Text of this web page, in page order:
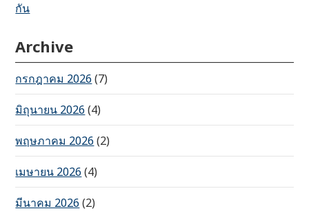
กัน
Archive
กรกฎาคม 2026 (7)
มิถุนายน 2026 (4)
พฤษภาคม 2026 (2)
เมษายน 2026 (4)
มีนาคม 2026 (2)